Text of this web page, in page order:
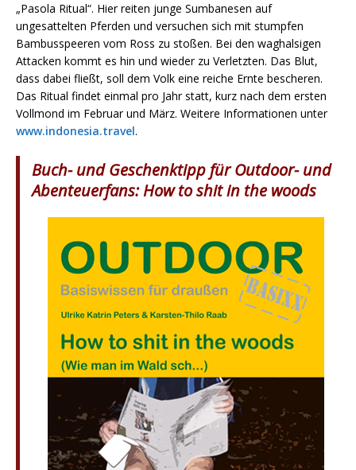
„Pasola Ritual“. Hier reiten junge Sumbanesen auf
ungesattelten Pferden und versuchen sich mit stumpfen
Bambusspeeren vom Ross zu stoßen. Bei den waghalsigen
Attacken kommt es hin und wieder zu Verletzten. Das Blut,
dass dabei fließt, soll dem Volk eine reiche Ernte bescheren.
Das Ritual findet einmal pro Jahr statt, kurz nach dem ersten
Vollmond im Februar und März. Weitere Informationen unter
www.indonesia.travel.
Buch- und Geschenktipp für Outdoor- und
Abenteuerfans: How to shit in the woods